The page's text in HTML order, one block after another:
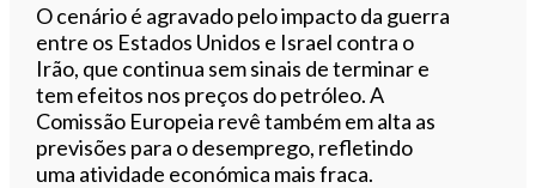
O cenário é agravado pelo impacto da guerra
entre os Estados Unidos e Israel contra o
Irão, que continua sem sinais de terminar e
tem efeitos nos preços do petróleo. A
Comissão Europeia revê também em alta as
previsões para o desemprego, refletindo
uma atividade económica mais fraca.